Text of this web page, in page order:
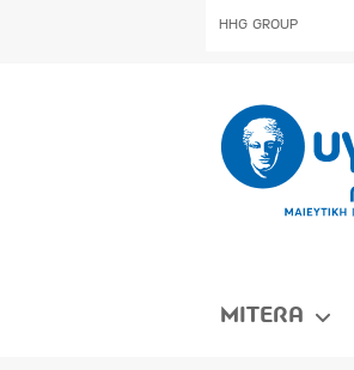
HHG GROUP
MITERA